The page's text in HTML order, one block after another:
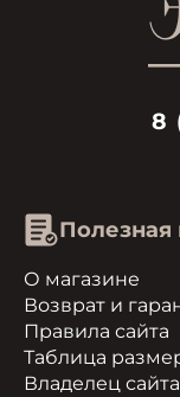
8
О магазине
Возврат и
Правила сайта
Таблица
Владелец сайта